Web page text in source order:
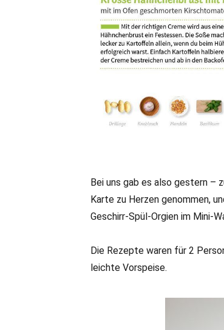
Bei uns gab es also gestern –
Karte zu Herzen genommen,
Geschirr-Spül-Orgien im Mini-
Die Rezepte waren für 2
leichte Vorspeise.